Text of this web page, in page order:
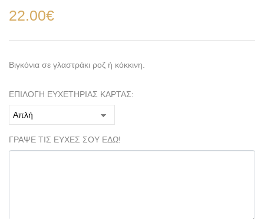
22.00€
Βιγκόνια σε γλαστράκι ροζ ή κόκκινη.
ΕΠΙΛΟΓΗ ΕΥΧΕΤΗΡΙΑΣ ΚΑΡΤΑΣ:
ΓΡΑΨΕ ΤΙΣ ΕΥΧΕΣ ΣΟΥ ΕΔΩ!